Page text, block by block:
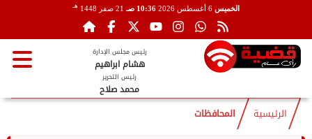
الخميس 10:36 صـ 21 صفر 1448 هـ
رئيس مجلس الإدارة
هشام ابراهيم
رئيس التحرير
محمد صلاح
الرئيسية المحافظات